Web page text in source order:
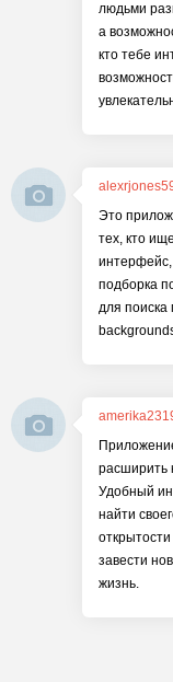
людьми
а
кто тебе
Это
тех, кто
подборка
для поиска
расширить
Удобный
найти
завести
жизнь.